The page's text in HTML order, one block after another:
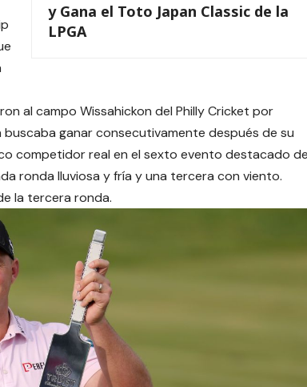
y Gana el Toto Japan Classic de la
LPGA
al campo Wissahickon del Philly Cricket por
ganar consecutivamente después de su
competidor real en el sexto evento destacado
ronda lluviosa y fría y una tercera con viento.
la tercera ronda.